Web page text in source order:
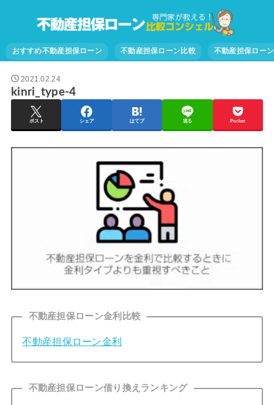
おすすめ不動産担保ローン 不動産担保ローン比較 不動産担保ロー
2021.02.24
kinri_type-4
ポスト シェア はてブ 送る Pocket
不動産担保ローン金利比較
不動産担保ローン金利
不動産担保ローン借り換えランキング